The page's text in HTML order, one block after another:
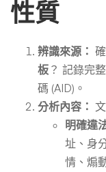
性質
辨識來源：
板 ？ 記錄完
碼 (AID)。
分析內容：
明確違
址、身
情、煽